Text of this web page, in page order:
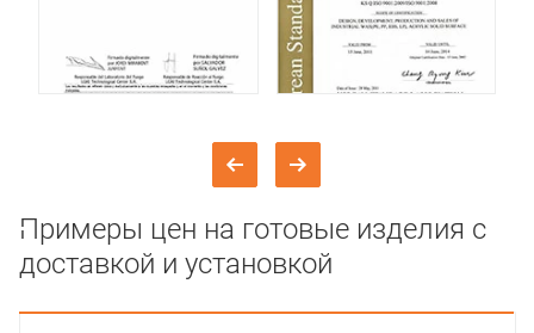
Примеры цен на готовые изделия с
доставкой и установкой